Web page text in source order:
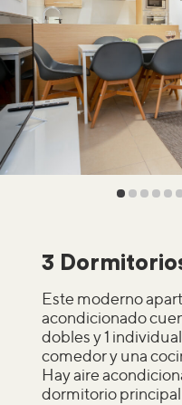
3
Este moderno
acondicionado
dobles y 1
comedor y una
Hay aire
dormitorio principal.